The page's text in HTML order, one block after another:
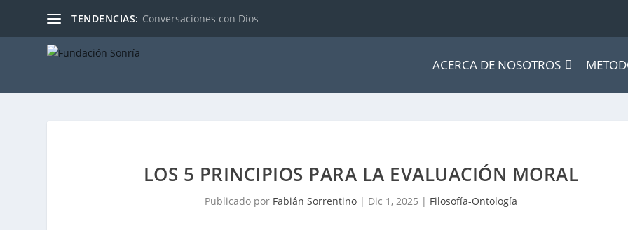
TENDENCIAS: Conversaciones con Dios
ACERCA DE NOSOTROS
LOS 5 PRINCIPIOS PARA LA EVALUACIÓN MORAL
Publicado por Fabián Sorrentino| Dic 1, 2025 | Filosofía-Ontología